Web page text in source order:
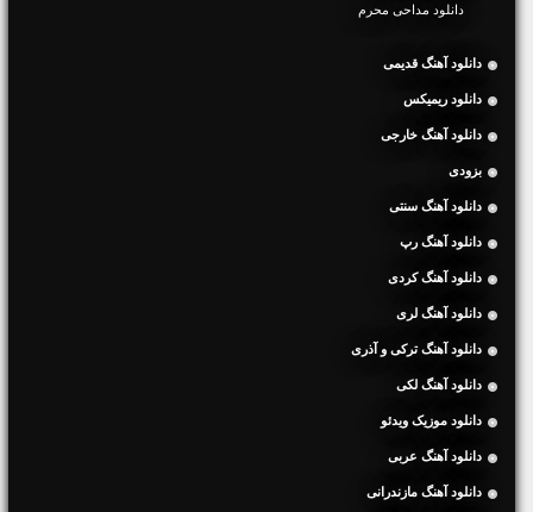
دانلود مداحی محرم
دانلود آهنگ قدیمی
دانلود ریمیکس
دانلود آهنگ خارجی
بزودی
دانلود آهنگ سنتی
دانلود آهنگ رپ
دانلود آهنگ کردی
دانلود آهنگ لری
دانلود آهنگ ترکی و آذری
دانلود آهنگ لکی
دانلود موزیک ویدئو
دانلود آهنگ عربی
دانلود آهنگ مازندرانی